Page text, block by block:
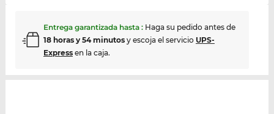
Entrega garantizada hasta : Haga su pedido antes de
18 horas y 54 minutosy escoja el servicio UPS-
Expressen la caja.